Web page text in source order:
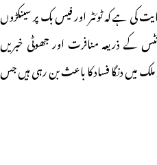
ہے کہ ٹوئٹر اور فیس بک پر سینکڑوں
کے ذریعہ منافرت اور جھوٹی خبریں
میں دنگا فساد کا باعث بن رہی ہیں جس